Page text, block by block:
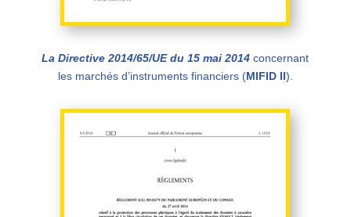
La Directive 2014/65/UE du 15 mai 2014 concernant
les marchés d’instruments financiers (MIFID II)